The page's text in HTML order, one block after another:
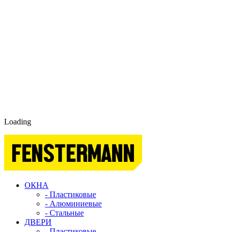
Loading
ОКНА
- Пластиковые
- Алюминиевые
- Стальные
ДВЕРИ